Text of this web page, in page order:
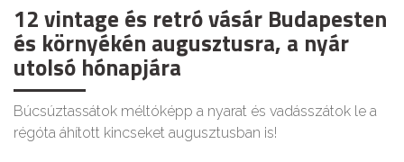
12 vintage és retró vásár Budapesten
és környékén augusztusra, a nyár
utolsó hónapjára
Búcsúztassátok méltóképp a nyarat és vadásszátok le a
régóta áhított kincseket augusztusban is!